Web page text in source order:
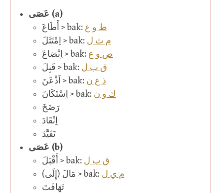
عَصَى (a)
أَطَاعَ > bak: ط و ع
اِمْتَثَلَ > bak: م ث ل
اِنْصَاعَ > bak: ص و ع
قَبِلَ > bak: ق ب ل
اَذْعَنَ > bak: ذ ع ن
اِسْتَكَانَ > bak: ك و ن
رَضَخَ
اِنْقَادَ
تَقَيَّدَ
عَصَى (b)
أَقْبَلَ > bak: ق ب ل
(مَالَ (إِلَى > bak: م ي ل
تَهَافَتَ